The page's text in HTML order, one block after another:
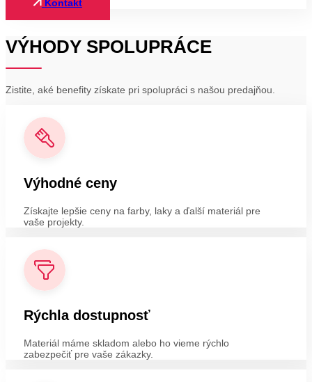
Kontakt
VÝHODY SPOLUPRÁCE
Zistite, aké benefity získate pri spolupráci s našou predajňou.
Výhodné ceny
Získajte lepšie ceny na farby, laky a ďalší materiál pre
vaše projekty.
Rýchla dostupnosť
Materiál máme skladom alebo ho vieme rýchlo
zabezpečiť pre vaše zákazky.